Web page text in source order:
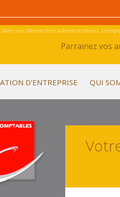
vos démarches administratives,
Parrainez vos
D'ENTREPRISE QUI